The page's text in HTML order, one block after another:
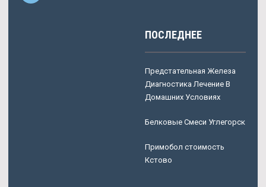
ПОСЛЕДНЕЕ
Предстательная Железа
Диагностика Лечение В
Домашних Условиях
Белковые Смеси Углегорск
Примобол стоимость
Кстово